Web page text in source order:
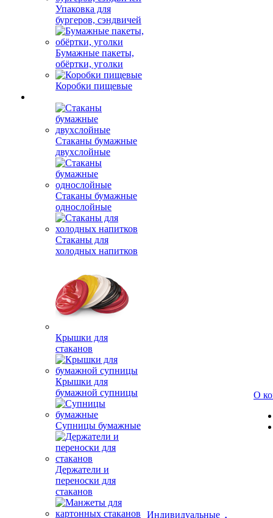
Упаковка для
бургеров, сэндвичей
Бумажные пакеты,
обёртки, уголки
Коробки пищевые
Стаканы бумажные
двухслойные
Стаканы бумажные
однослойные
Стаканы для
холодных напитков
Крышки для
стаканов
Крышки для
бумажной супницы
Супницы бумажные
Держатели и
переноски для
стаканов
Индивидуальные
О